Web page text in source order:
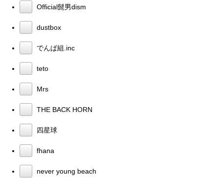
Official髭男dism
dustbox
でんぱ組.inc
teto
Mrs
THE BACK HORN
四星球
fhana
never young beach